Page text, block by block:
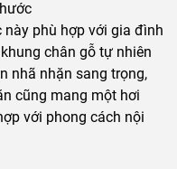
này phù hợp với gia đình
chân gỗ tự nhiên
nhã nhặn sang trọng,
cũng mang một hơi
với phong cách nội